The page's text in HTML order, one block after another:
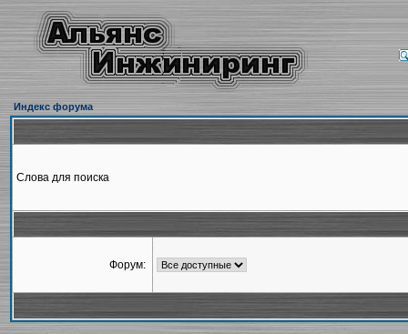
Индекс форума
Слова для поиска
Форум: